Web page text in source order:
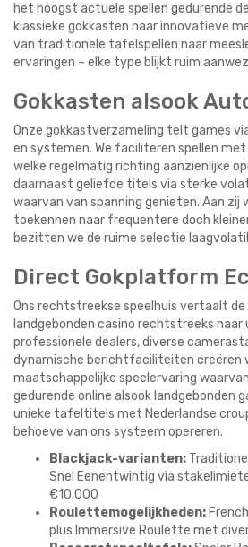
het hoogst actuele spellen gedurende
klassieke gokkasten naar innovatieve
van traditionele tafelspellen naar
ervaringen – elke type blijkt ruim
Gokkasten alsook
Onze gokkastverzameling telt games
en systemen. We faciliteren spellen
welke regelmatig richting aanzienlijke
daarnaast geliefde titels via sterke
waarvan van spanning genieten. Aan zij
toekennen naar frequentere doch
bezitten we de ruime selectie
Direct Gokplatform
Ons rechtstreekse speelhuis vertaalt
landgebonden casino rechtstreeks naar
professionele dealers, diverse
dynamische berichtfaciliteiten creëren
maatschappelijke speelervaring
gedurende online alsook landgebonden
unieke tafeltitels met Nederlandse
behoeve van ons systeem opereren.
Blackjack-varianten:
Snel Eenentwintig via
€10.000
Roulettemogelijkheden:
plus Immersive Roulette met